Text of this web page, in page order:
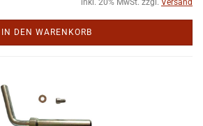
inkl. 20% MwSt. zzgl. Versand
IN DEN WARENKORB